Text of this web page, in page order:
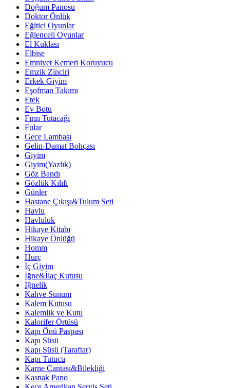
Doğum Panosu
Doktor Önlük
Eğitici Oyunlar
Eğlenceli Oyunlar
El Kuklası
Elbise
Emniyet Kemeri Koruyucu
Emzik Zinciri
Erkek Giyim
Eşofman Takımı
Etek
Ev Botu
Fırın Tutacağı
Fular
Gece Lambası
Gelin-Damat Bohçası
Giyim
Giyim(Yazlık)
Göz Bandı
Gözlük Kılıfı
Günler
Hastane Çıkışı&Tulum Seti
Havlu
Havluluk
Hikaye Kitabı
Hikaye Önlüğü
Homm
Hurç
İç Giyim
İğne&İlaç Kutusu
İğnelik
Kahve Sunum
Kalem Kutusu
Kalemlik ve Kutu
Kalorifer Örtüsü
Kapı Önü Paspası
Kapı Süsü
Kapı Süsü (Taraftar)
Kapı Tutucu
Karne Çantası&Bilekliği
Kasnak Pano